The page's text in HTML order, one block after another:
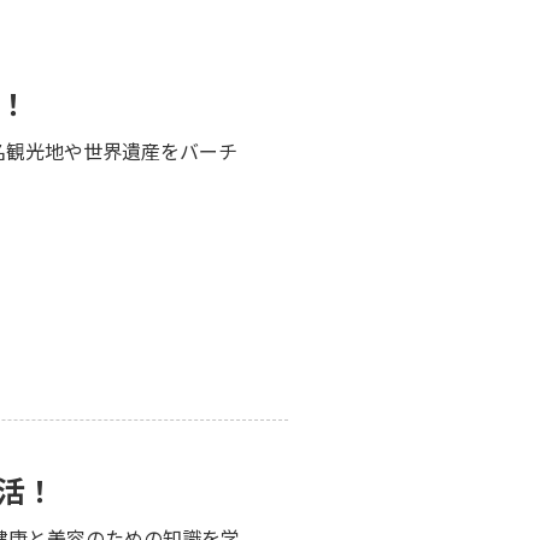
光地や世界遺産をバーチ
！